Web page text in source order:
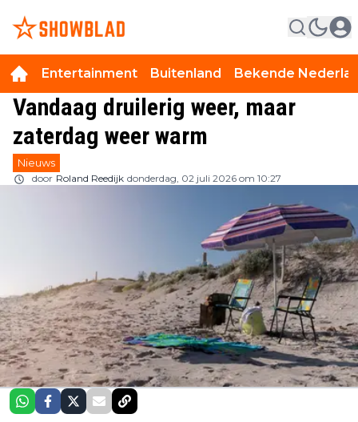
Entertainment Buitenland Bekende
Vandaag druilerig weer, maar
zaterdag weer warm
Nieuws
door Roland Reedijk donderdag, 02 juli 2026 om 10:27